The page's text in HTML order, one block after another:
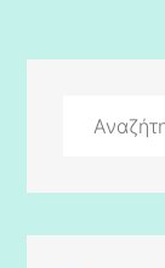
Αναζήτηση